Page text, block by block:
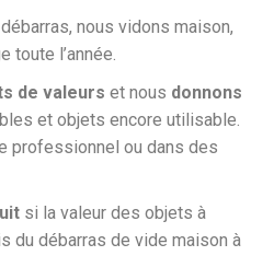
nous vidons maison,
toute l’année.
de valeurs et nous donnons
et objets encore utilisable.
professionnel ou dans des
si la valeur des objets à
du débarras de vide maison à